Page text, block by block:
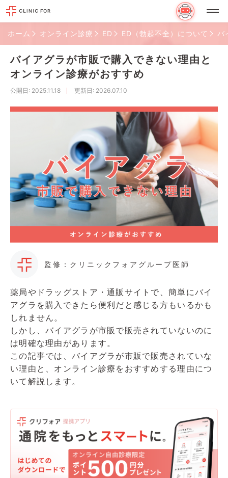
ホーム オンライン診療 ED ED（勃起不全）について バ
バイアグラが市販で購入できない理由と
オンライン診療がおすすめ
公開日 : 2025.11.18 更新日 : 2026.07.10
監修：クリニックフォアグループ医師
薬局やドラッグストア・通販サイトで、簡単にバイ
アグラを購入できたら便利だと感じる方もいるかも
しれません。
しかし、バイアグラが市販で販売されていないのに
は明確な理由があります。
この記事では、バイアグラが市販で販売されていな
い理由と、オンライン診療をおすすめする理由につ
いて解説します。